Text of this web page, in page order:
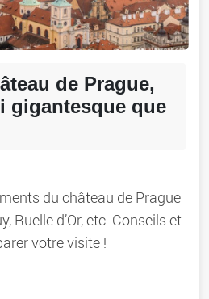
de Prague,
gigantesque que
du château de Prague
Ruelle d’Or, etc. Conseils et
votre visite !